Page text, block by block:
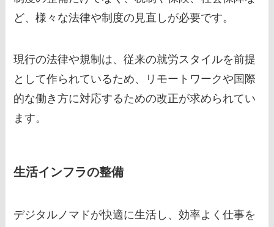
ど、様々な法律や制度の見直しが必要です。
現行の法律や規制は、従来の就労スタイルを前提
として作られているため、リモートワークや国際
的な働き方に対応するための改正が求められてい
ます。
生活インフラの整備
デジタルノマドが快適に生活し、効率よく仕事を